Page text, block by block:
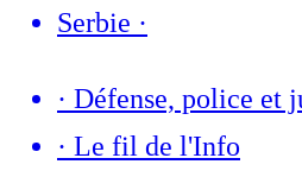
Serbie ·
· Défense, police et
· Le fil de l'Info